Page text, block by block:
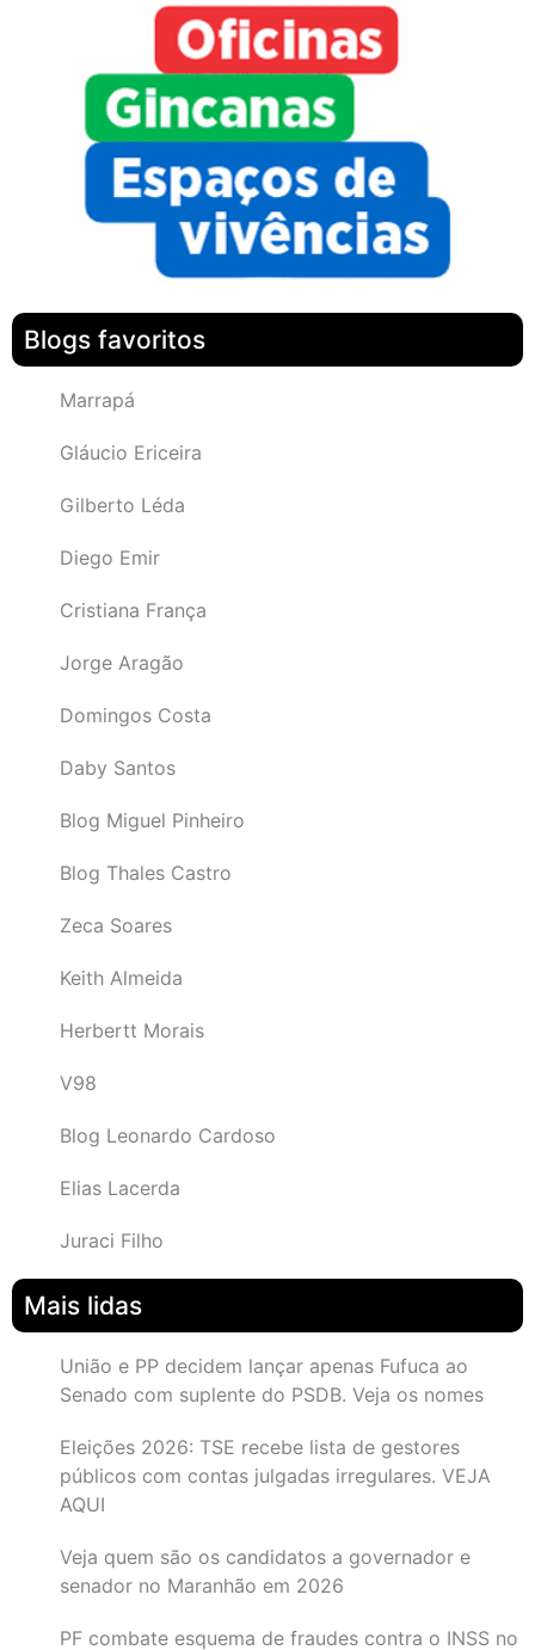
Blogs favoritos
Marrapá
Gláucio Ericeira
Gilberto Léda
Diego Emir
Cristiana França
Jorge Aragão
Domingos Costa
Daby Santos
Blog Miguel Pinheiro
Blog Thales Castro
Zeca Soares
Keith Almeida
Herbertt Morais
V98
Blog Leonardo Cardoso
Elias Lacerda
Juraci Filho
Mais lidas
União e PP decidem lançar apenas Fufuca ao
Senado com suplente do PSDB. Veja os nomes
Eleições 2026: TSE recebe lista de gestores
públicos com contas julgadas irregulares. VEJA
AQUI
Veja quem são os candidatos a governador e
senador no Maranhão em 2026
PF combate esquema de fraudes contra o INSS no